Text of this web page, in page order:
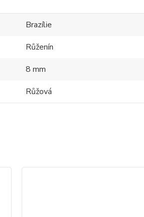
Brazílie
Růženín
8 mm
Růžová